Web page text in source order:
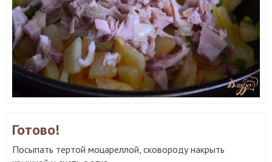
Готово!
Посыпать тертой моцареллой, сковороду накрыть